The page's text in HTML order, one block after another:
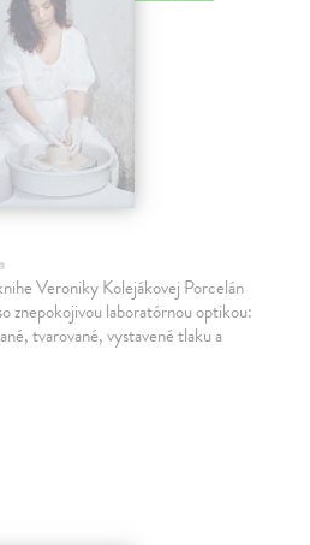
Veroniky Kolejákovej Porcelán
znepokojivou laboratórnou optikou:
tvarované, vystavené tlaku a